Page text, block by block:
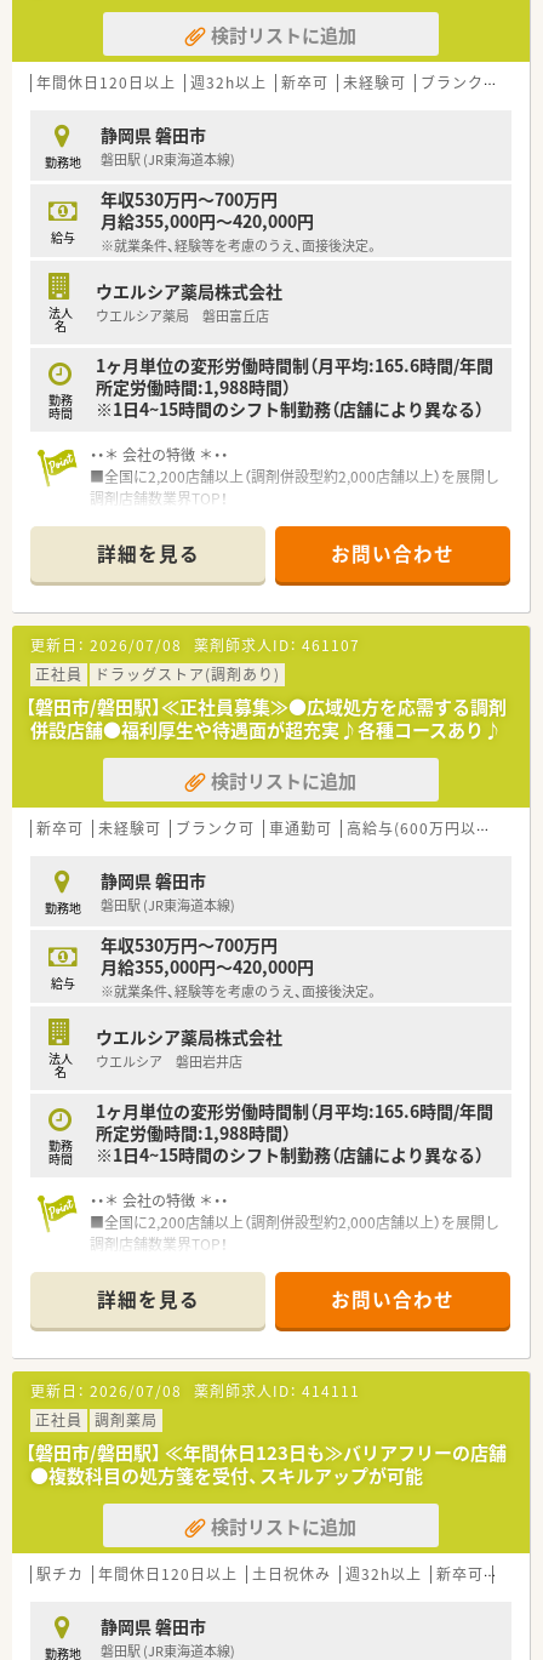
検討リストに追加
年間休日120日以上 週32h以上 新卒可 未経験可 ブランク可
勤務地
静岡県 磐田市
磐田駅 (JR東海道本線)
給与
年収530万円～700万円
月給355,000円～420,000円
※就業条件、経験等を考慮のうえ、面接後決定。
法人
名
ウエルシア薬局株式会社
ウエルシア薬局 磐田富丘店
勤務
時間
1ヶ月単位の変形労働時間制（月平均:165.6時間/年間
所定労働時間:1,988時間）
※1日4~15時間のシフト制勤務（店舗により異なる）
・・＊ 会社の特徴 ＊・・
■全国に2,200店舗以上（調剤併設型約2,000店舗以上）を展開し
調剤店舗数業界TOP！
頑張り次第で高給与も可能！
■経験や勤務コースによりますが、経験の少ない方でも500万前
半スタートと業界TOP水準！
■職種や職域に合わせ、豊富な社内研修や外部組織と連携した研
修を用意されています
■薬剤師が中心の会社だからこそ活躍できるキャリアパスが多
種多様に用意されています。
■店舗拡大に伴い、エリアマネジャーや営業部長等のマネジメン
トのポジションも増えます。
■在宅や教育等の専門性を活かせるスペシャリストを目指すこ
とも可能です。
■その他にも、管理部門や商品部門等の本社スタッフなど活動領
域は多種多様です。
■在宅実施店舗は年々増加しており、在宅医療へもしっかりと関
■育児休暇は3歳まで取得が可能で、時短制度は小学5年生まで
時短勤務ができるよう変更予定です。
■年間休日が120日とワークライフバランスが整っています
■日用品から常備薬まで、従業員割引制度など嬉しいメリットも
たくさんあります！
詳細を見る お問い合わせ
更新日： 2026/07/08 薬剤師求人ID： 461107
正社員
ドラッグストア(調剤あり)
【磐田市/磐田駅】≪正社員募集≫●広域処方を応需する調剤
併設店舗●福利厚生や待遇面が超充実♪各種コースあり♪
検討リストに追加
新卒可 未経験可 ブランク可 車通勤可 高給与(600万円以上)
勤務地
静岡県 磐田市
磐田駅 (JR東海道本線)
給与
年収530万円～700万円
月給355,000円～420,000円
※就業条件、経験等を考慮のうえ、面接後決定。
法人
名
ウエルシア薬局株式会社
ウエルシア 磐田岩井店
勤務
時間
1ヶ月単位の変形労働時間制（月平均:165.6時間/年間
所定労働時間:1,988時間）
※1日4~15時間のシフト制勤務（店舗により異なる）
・・＊ 会社の特徴 ＊・・
■全国に2,200店舗以上（調剤併設型約2,000店舗以上）を展開し
調剤店舗数業界TOP！
頑張り次第で高給与も可能！
■経験や勤務コースによりますが、経験の少ない方でも500万前
半スタートと業界TOP水準！
■職種や職域に合わせ、豊富な社内研修や外部組織と連携した研
修を用意されています
■薬剤師が中心の会社だからこそ活躍できるキャリアパスが多
種多様に用意されています。
■店舗拡大に伴い、エリアマネジャーや営業部長等のマネジメン
トのポジションも増えます。
■在宅や教育等の専門性を活かせるスペシャリストを目指すこ
とも可能です。
■その他にも、管理部門や商品部門等の本社スタッフなど活動領
域は多種多様です。
■在宅実施店舗は年々増加しており、在宅医療へもしっかりと関
■育児休暇は3歳まで取得が可能で、時短制度は小学5年生まで
時短勤務ができるよう変更予定です。
詳細を見る お問い合わせ
更新日： 2026/07/08 薬剤師求人ID： 414111
正社員
調剤薬局
【磐田市/磐田駅】 ≪年間休日123日も≫バリアフリーの店舗
●複数科目の処方箋を受付、スキルアップが可能
検討リストに追加
駅チカ 年間休日120日以上 土日祝休み 週32h以上 新卒可
勤務地
静岡県 磐田市
磐田駅 (JR東海道本線)